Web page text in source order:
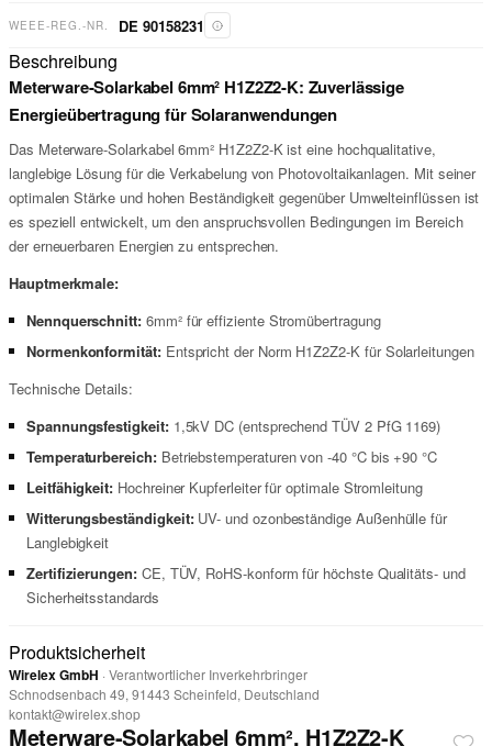
WEEE-REG.-NR. DE 90158231
Beschreibung
Meterware-Solarkabel 6mm² H1Z2Z2-K: Zuverlässige
Energieübertragung für Solaranwendungen
Das Meterware-Solarkabel 6mm² H1Z2Z2-K ist eine hochqualitative,
langlebige Lösung für die Verkabelung von Photovoltaikanlagen. Mit seiner
optimalen Stärke und hohen Beständigkeit gegenüber Umwelteinflüssen ist
es speziell entwickelt, um den anspruchsvollen Bedingungen im Bereich
der erneuerbaren Energien zu entsprechen.
Hauptmerkmale:
Nennquerschnitt:6mm² für effiziente Stromübertragung
Normenkonformität:Entspricht der Norm H1Z2Z2-K für Solarleitungen
Technische Details:
Spannungsfestigkeit:1,5kV DC (entsprechend TÜV 2 PfG 1169)
Temperaturbereich:Betriebstemperaturen von -40 °C bis +90 °C
Leitfähigkeit: Hochreiner Kupferleiter für optimale Stromleitung
Witterungsbeständigkeit:UV- und ozonbeständige Außenhülle für
Langlebigkeit
Zertifizierungen:CE, TÜV, RoHS-konform für höchste Qualitäts- und
Sicherheitsstandards
Produktsicherheit
Wirelex GmbH · Verantwortlicher Inverkehrbringer
Schnodsenbach 49, 91443 Scheinfeld, Deutschland
kontakt@wirelex.shop
Meterware-Solarkabel 6mm², H1Z2Z2-K